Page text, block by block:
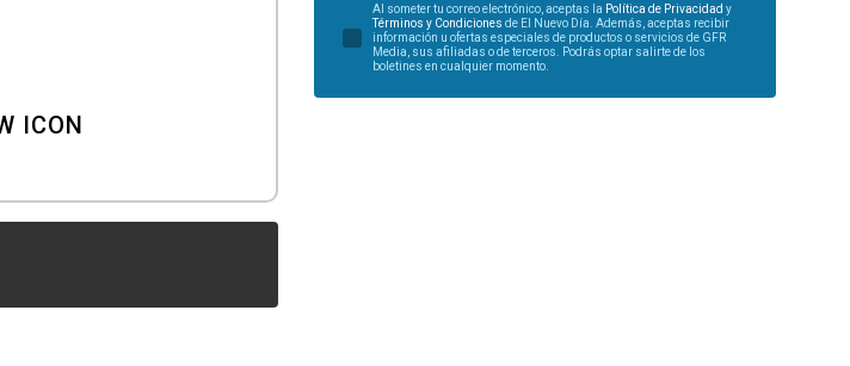
Al someter tu correo electrónico, aceptas la Política de Privacidad y
Términos y Condiciones de El Nuevo Día. Además, aceptas recibir
información u ofertas especiales de productos o servicios de GFR
Media, sus afiliadas o de terceros. Podrás optar salirte de los
boletines en cualquier momento.